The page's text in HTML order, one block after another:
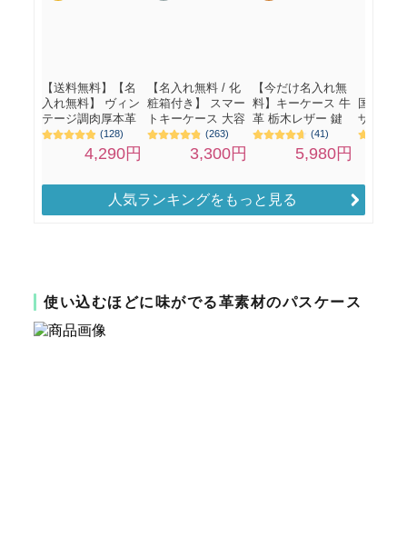
人気ランキングをもっと見る
使い込むほどに味がでる革素材のパスケース